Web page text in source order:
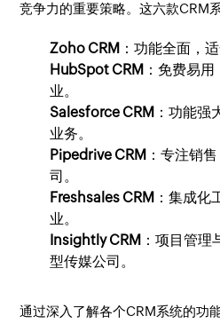
竞争力的重要策略。这六款CRM
Zoho CRM ：功能全面，
HubSpot CRM ：免费易
业。
Salesforce CRM ：功能强
业务。
Pipedrive CRM ：专注销
司。
Freshsales CRM ：集成化
业。
Insightly CRM ：项目管
型传媒公司。
通过深入了解各个CRM系统的功